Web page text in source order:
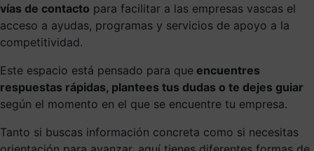
vías de contacto para facilitar a las empresas vascas el
acceso a ayudas, programas y servicios de apoyo a la
competitividad.
Este espacio está pensado para que encuentres
respuestas rápidas, plantees tus dudas o te dejes guiar
según el momento en el que se encuentre tu empresa.
Tanto si buscas información concreta como si necesitas